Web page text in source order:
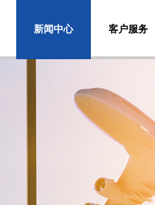
新闻中心 客户服务